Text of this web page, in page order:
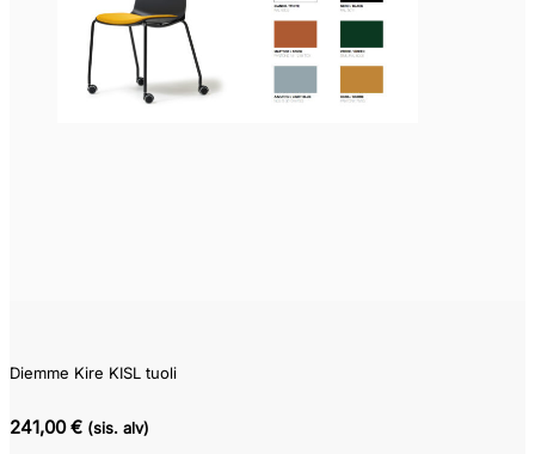
Diemme Kire KISL tuoli
241,00 € (sis. alv)